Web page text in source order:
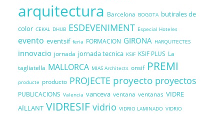
arquitectura Barcelona BOGOTA butirales de
color CEKAL DHUB ESDEVENIMENT Especial Hoteles
evento eventsif feria FORMACION GIRONA HARQUITECTES
innovacio jornada jornada tecnica KSIF KSIF PLUS La
tagliatella MALLORCA MIAS Architects onsif PREMI
producte producto PROJECTE proyecto proyectos
PUBLICACIONS Valencia vanceva ventana ventanas VIDRE
AÏLLANT VIDRESIF vidrio VIDRIO LAMINADO VIDRIO